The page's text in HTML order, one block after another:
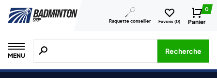
Raquette conseiller Favoris (0)
0
Panier
MENU
Recherche de produits, de marques, etc.
Recherche